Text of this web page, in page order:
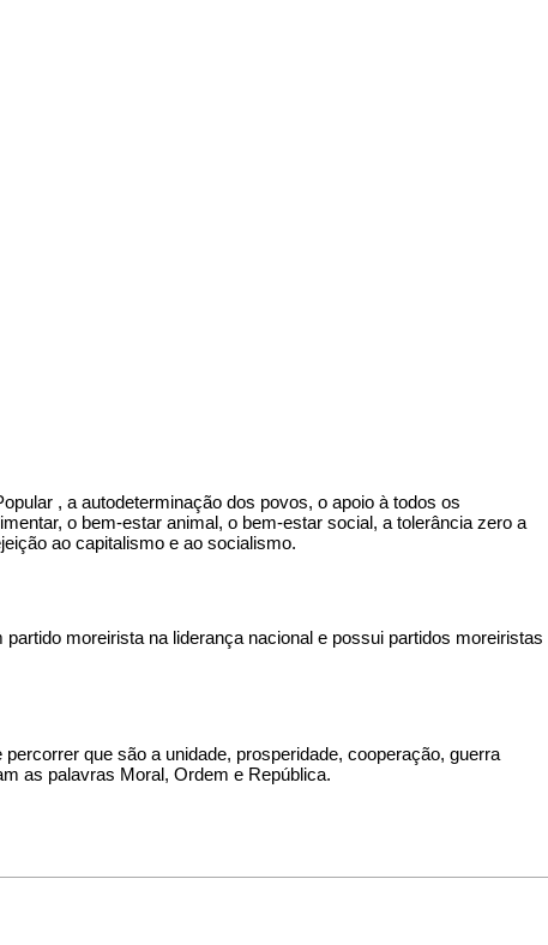
, a autodeterminação dos povos, o apoio à todos os
o bem-estar animal, o bem-estar social, a tolerância zero a
ao capitalismo e ao socialismo.
moreirista na liderança nacional e possui partidos moreiristas
que são a unidade, prosperidade, cooperação, guerra
as palavras Moral, Ordem e República.